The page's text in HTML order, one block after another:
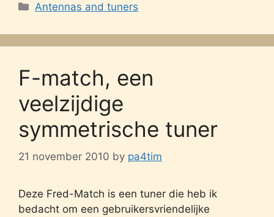
Categories
Antennas and tuners
F-match, een
veelzijdige
symmetrische tuner
21 november 2010 by pa4tim
Deze Fred-Match is een tuner die heb ik
bedacht om een gebruikersvriendelijke